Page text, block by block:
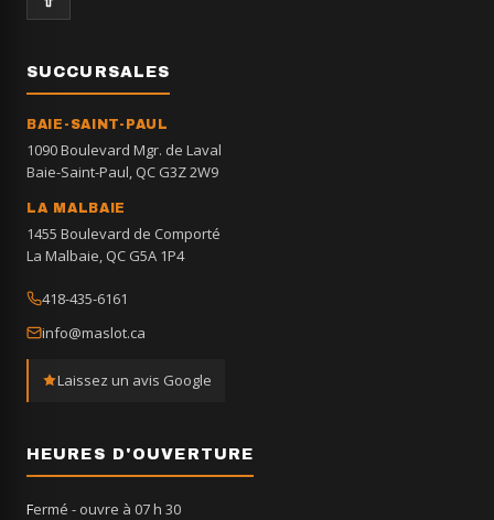
SUCCURSALES
BAIE-SAINT-PAUL
1090 Boulevard Mgr. de Laval
Baie-Saint-Paul, QC G3Z 2W9
LA MALBAIE
1455 Boulevard de Comporté
La Malbaie, QC G5A 1P4
418-435-6161
info@maslot.ca
Laissez un avis Google
HEURES D'OUVERTURE
Fermé - ouvre à 07 h 30